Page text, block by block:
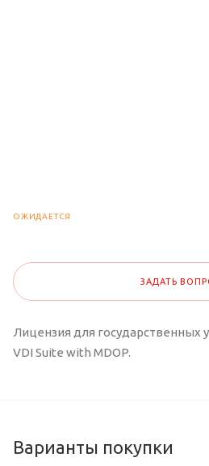
ОЖИДАЕТСЯ
ЗАДАТЬ
Лицензия для государственных
VDI Suite with MDOP.
Варианты покупки